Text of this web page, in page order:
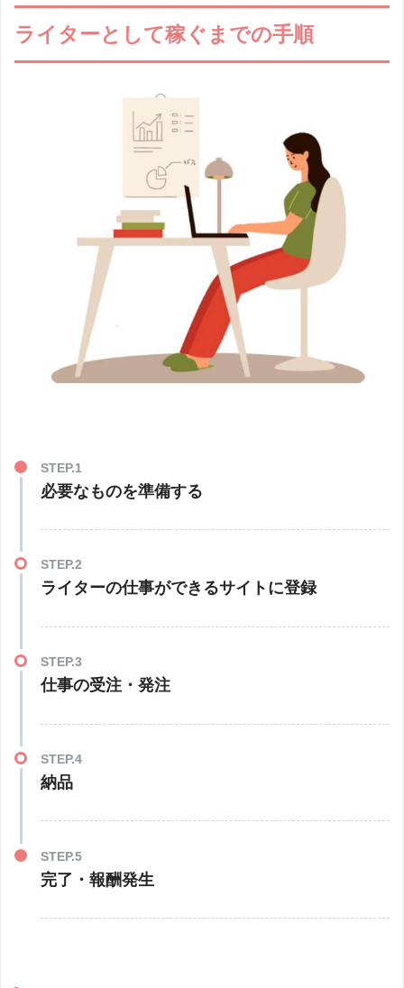
ライターとして稼ぐまでの手順
STEP.1
必要なものを準備する
STEP.2
ライターの仕事ができるサイトに登録
STEP.3
仕事の受注・発注
STEP.4
納品
STEP.5
完了・報酬発生